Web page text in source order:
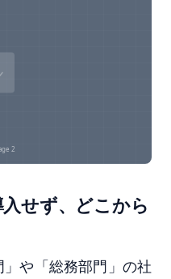
せず、どこから
や「総務部門」の社